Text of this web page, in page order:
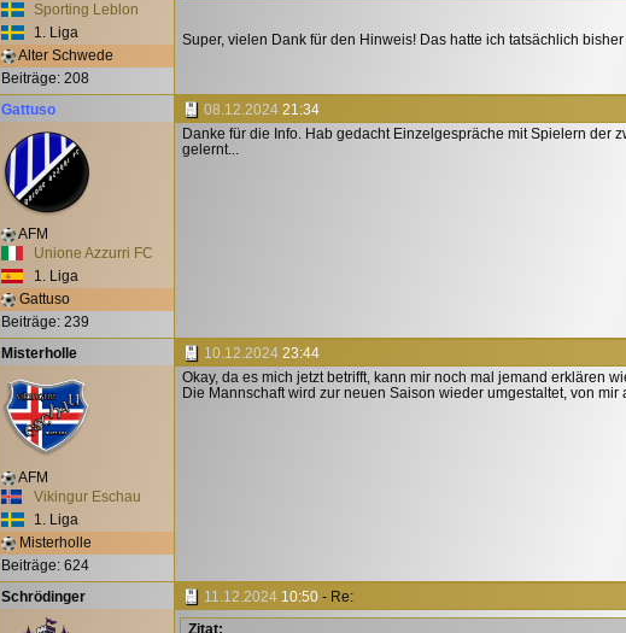
Sporting Leblon
1. Liga
Alter Schwede
Beiträge: 208
Super, vielen Dank für den Hinweis! Das hatte ich tatsächlich
Gattuso
AFM
Unione Azzurri FC
1. Liga
Gattuso
Beiträge: 239
08.12.2024 21:34
Danke für die Info. Hab gedacht Einzelgespräche mit Spielern der
gelernt...
Misterholle
AFM
Vikingur Eschau
1. Liga
Misterholle
Beiträge: 624
10.12.2024 23:44
Okay, da es mich jetzt betrifft, kann mir noch mal jemand erklären
Die Mannschaft wird zur neuen Saison wieder umgestaltet, von
Schrödinger 11.12.2024 10:50- Re:
Zitat: